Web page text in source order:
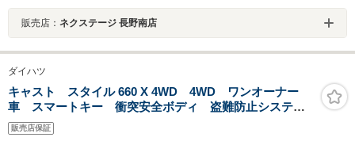
販売店： ネクステージ 長野南店
ダイハツ
キャスト スタイル 660 X 4WD 4WD ワンオーナー
車 スマートキー 衝突安全ボディ 盗難防止システ
ム CD ベンチシート オートエアコン アイドリング
ストップ
販売店保証